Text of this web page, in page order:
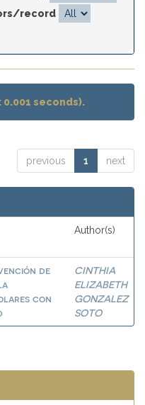
record
0.001 seconds).
previous 1 next
Author(s)
de
con
CINTHIA
ELIZABETH
GONZALEZ
SOTO